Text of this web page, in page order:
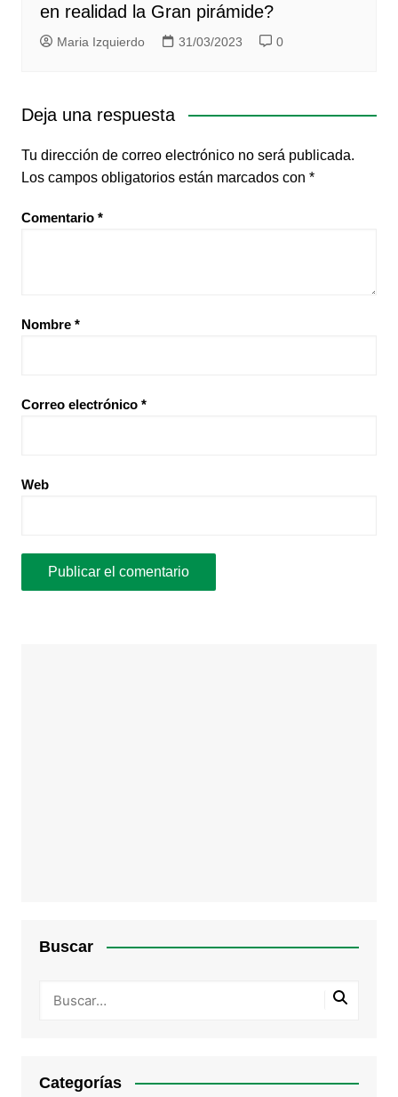
en realidad la Gran pirámide?
Maria Izquierdo 31/03/2023 0
Deja una respuesta
Tu dirección de correo electrónico no será publicada.
Los campos obligatorios están marcados con *
Comentario *
Nombre *
Correo electrónico *
Web
Buscar
Categorías